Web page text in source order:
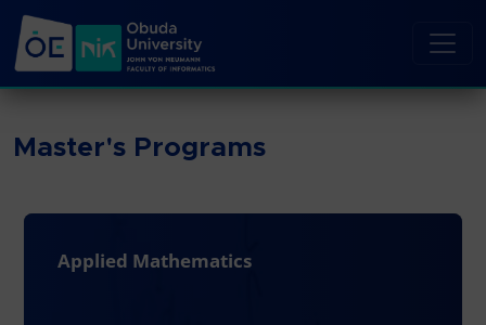
Master's Programs
Applied Mathematics